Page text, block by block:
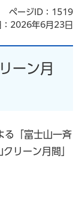
ページID：1519
：2026年6月23日
ーン月
る「富士山一斉
リーン月間」